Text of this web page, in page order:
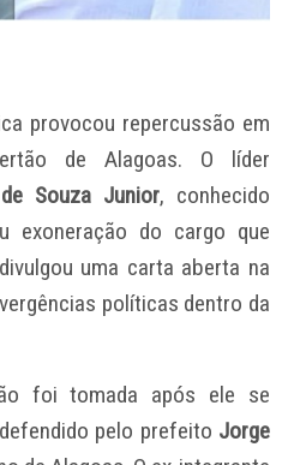
provocou repercussão em
de Alagoas. O líder
Souza Junior, conhecido
exoneração do cargo que
uma carta aberta na
políticas dentro da
foi tomada após ele se
pelo prefeito Jorge